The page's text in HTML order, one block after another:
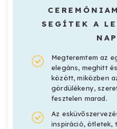
SEGÍTEK A
Megteremtem az
elegáns, meghitt
között, miközben
gördülékeny,
fesztelen marad.
Az
inspiráció, ötletek,